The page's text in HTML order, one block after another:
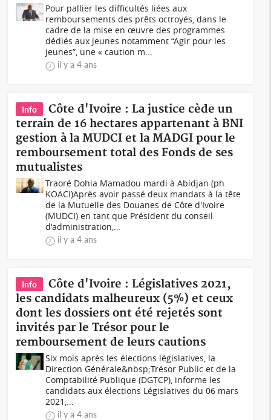
Pour pallier les difficultés liées aux
remboursements des prêts octroyés, dans le
cadre de la mise en œuvre des programmes
dédiés aux jeunes notamment “Agir pour les
jeunes”, une « caution m...
il y a 4 ans
Info
Côte d'Ivoire : La justice cède un
terrain de 16 hectares appartenant à BNI
gestion à la MUDCI et la MADGI pour le
remboursement total des Fonds de ses
mutualistes
Traoré Dohia Mamadou mardi à Abidjan (ph
KOACI)Après avoir passé deux mandats à la tête
de la Mutuelle des Douanes de Côte d'Ivoire
(MUDCI) en tant que Président du conseil
d'administration,...
il y a 4 ans
Info
Côte d'Ivoire : Législatives 2021,
les candidats malheureux (5%) et ceux
dont les dossiers ont été rejetés sont
invités par le Trésor pour le
remboursement de leurs cautions
Six mois après les élections législatives, la
Direction Générale&nbsp;Trésor Public et de la
Comptabilité Publique (DGTCP), informe les
candidats aux élections Législatives du 06 mars
2021,...
il y a 4 ans